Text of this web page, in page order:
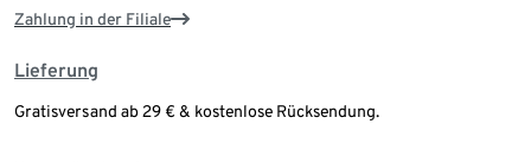
Zahlung in der Filiale
Lieferung
Gratisversand ab 29 € & kostenlose Rücksendung.